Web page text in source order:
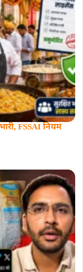
FSSAI नियम